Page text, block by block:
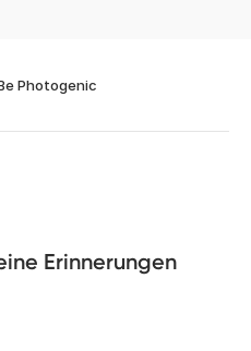
Photogenic
Erinnerungen